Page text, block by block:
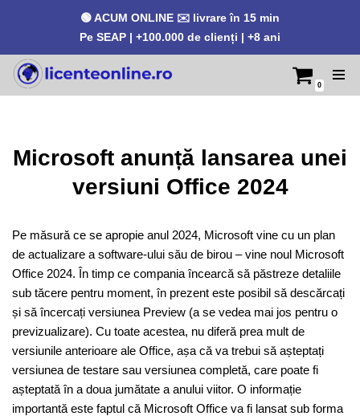
🟢 ACUM ONLINE ✉️ livrare în 15 min
Pe SEAP | +100.000 de clienți | +8 ani
Sari
0
Microsoft anunță lansarea unei
versiuni Office 2024
Pe măsură ce se apropie anul 2024, Microsoft vine cu un plan
de actualizare a software-ului său de birou – vine noul Microsoft
Office 2024. În timp ce compania încearcă să păstreze detaliile
sub tăcere pentru moment, în prezent este posibil să descărcați
și să încercați versiunea Preview (a se vedea mai jos pentru o
previzualizare). Cu toate acestea, nu diferă prea mult de
versiunile anterioare ale Office, așa că va trebui să așteptați
versiunea de testare sau versiunea completă, care poate fi
așteptată în a doua jumătate a anului viitor. O informație
importantă este faptul că Microsoft Office va fi lansat sub forma